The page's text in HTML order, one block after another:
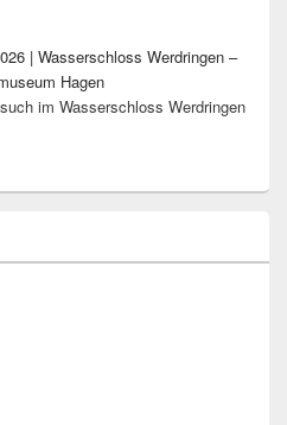
| Wasserschloss Werdringen –
Hagen
im Wasserschloss Werdringen